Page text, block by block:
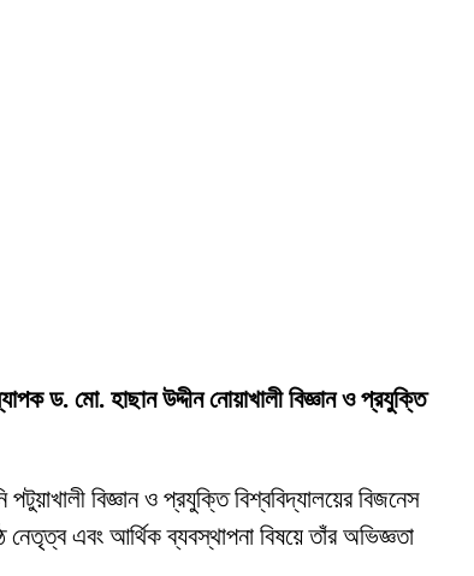
ড. মো. হাছান উদ্দীন নোয়াখালী বিজ্ঞান ও প্রযুক্তি
বিজ্ঞান ও প্রযুক্তি বিশ্ববিদ্যালয়ের বিজনেস
নেতৃত্ব এবং আর্থিক ব্যবস্থাপনা বিষয়ে তাঁর অভিজ্ঞতা